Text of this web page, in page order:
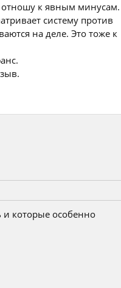
отношу к явным минусам.
систему против
на деле. Это тоже к
и которые особенно